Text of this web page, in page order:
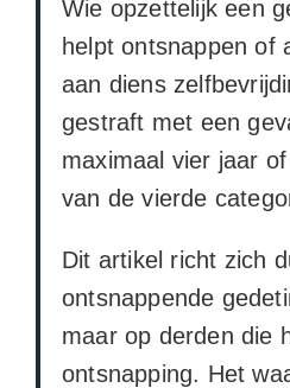
Wie opzettelijk een
helpt ontsnappen of
aan diens
gestraft met een
maximaal vier jaar
van de vierde
Dit artikel richt zich
ontsnappende
maar op derden die
ontsnapping. Het